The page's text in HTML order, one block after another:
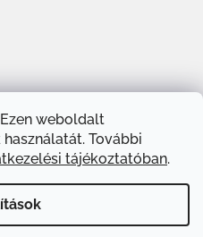
weboldalt
További
tájékoztatóban.
biztosítunk